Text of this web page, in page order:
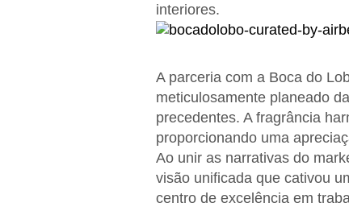
interiores.
A parceria com a Boca do
meticulosamente planeado
precedentes. A fragrância
proporcionando uma
Ao unir as narrativas do
visão unificada que cativou
centro de excelência em